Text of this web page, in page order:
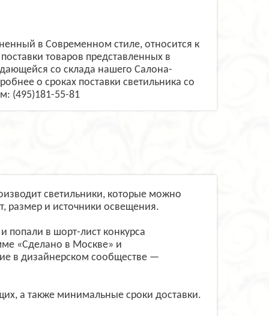
в Современном стиле, относится к
товаров представленных в
со склада нашего Салона-
о сроках поставки светильника со
(495)181-55-81
светильники, которые можно
размер и источники освещения.
попали в шорт-лист конкурса
«Сделано в Москве» и
в дизайнерском сообществе —
а также минимальные сроки доставки.